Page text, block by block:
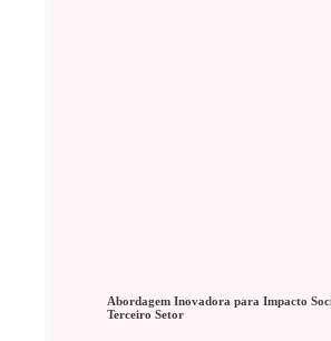
Abordagem Inovadora para Impacto
Terceiro Setor